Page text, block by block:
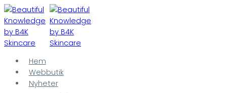
Skip
to
content
Hem
Webbutik
Nyheter